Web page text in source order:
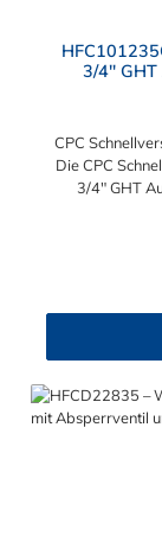
3/4"
CPC
Die CPC
3/4" GHT
Betriebstemperatur: -